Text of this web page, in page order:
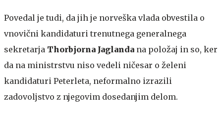
Povedal je tudi, da jih je norveška vlada obvestila o
vnovični kandidaturi trenutnega generalnega
sekretarja Thorbjorna Jaglanda na položaj in so, ker
da na ministrstvu niso vedeli ničesar o želeni
kandidaturi Peterleta, neformalno izrazili
zadovoljstvo z njegovim dosedanjim delom.